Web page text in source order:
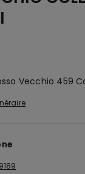
Vecchio 459